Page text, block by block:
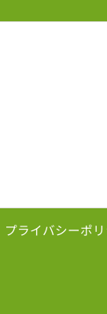
プライバシーポ